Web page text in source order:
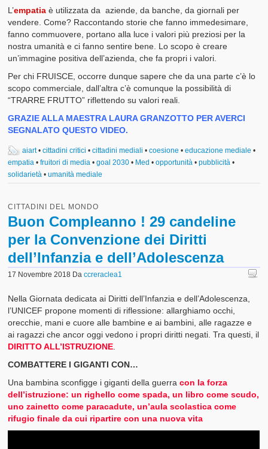
L’empatia è utilizzata da aziende, da banche, da giornali per
vendere. Come? Raccontando storie che fanno immedesimare,
fanno commuovere, portano alla luce i valori più preziosi per la
nostra umanità e ci fanno sentire bene. Lo scopo è creare
un’immagine positiva dell’azienda, che fa propri i valori.
Per chi FRUISCE, occorre dunque sapere che da una parte c’è lo
scopo commerciale, dall’altra c’è comunque la possibilità di
“TRARRE FRUTTO” riflettendo su valori reali.
GRAZIE ALLA MAESTRA LAURA GRANZOTTO PER AVERCI
SEGNALATO QUESTO VIDEO.
aiart•cittadini critici •cittadini mediali •coesione •educazione mediale •
empatia •fruitori di media •goal 2030 • Med •opportunità •pubblicità •
solidarietà •umanità mediale
CITTADINI DEL MONDO
Buon Compleanno ! 29 candeline
per la Convenzione dei Diritti
dell’Infanzia e dell’Adolescenza
17 Novembre 2018 Daccreraclea1
Nella Giornata dedicata ai Diritti dell’Infanzia e dell’Adolescenza,
l’UNICEF propone momenti di riflessione: allarghiamo occhi,
orecchie, mani e cuore alle bambine e ai bambini, alle ragazze e
ai ragazzi che ancor oggi vedono i propri diritti negati. Tra questi, il
DIRITTO ALL’ISTRUZIONE.
COMBATTERE I GIGANTI CON…
Una bambina sconfigge i giganti della guerracon la forza
dell’istruzione: un righello come spada, un libro come scudo,
uno zainetto come paracadute, un’aula scolastica come
rifugio finale da cui ripartire con una nuova vita